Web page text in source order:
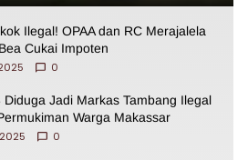
Ilegal! OPAA dan RC Merajalela
Cukai Impoten
0
Diduga Jadi Markas Tambang Ilegal
Warga Makassar
0